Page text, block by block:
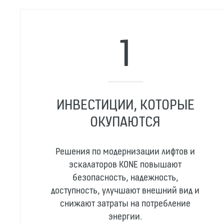
ИНВЕСТИЦИИ, КОТОРЫЕ
ОКУПАЮТСЯ
Решения по модернизации лифтов и
эскалаторов KONE повышают
безопасность, надежность,
доступность, улучшают внешний вид и
снижают затраты на потребление
энергии.